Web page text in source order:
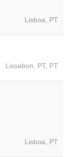
Lisboa, PT
Lissabon, PT, PT
Lisboa, PT